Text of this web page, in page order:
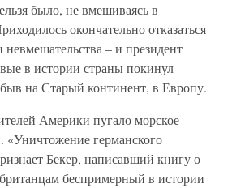
было, не вмешиваясь в
окончательно отказаться
– и президент
в истории страны покинул
на Старый континент, в Европу.
Америки пугало морское
германского
Бекер, написавший книгу о
беспримерный в истории